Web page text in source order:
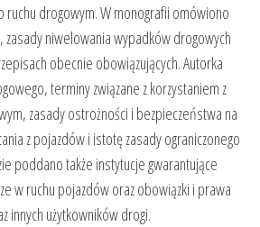
ruchu drogowym. W monografii omówiono
zasady niwelowania wypadków drogowych
obecnie obowiązujących. Autorka
terminy związane z korzystaniem z
zasady ostrożności i bezpieczeństwa na
z pojazdów i istotę zasady ograniczonego
poddano także instytucje gwarantujące
w ruchu pojazdów oraz obowiązki i prawa
innych użytkowników drogi.